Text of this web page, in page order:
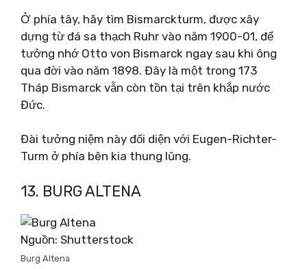
Ở phía tây, hãy tìm Bismarckturm, được xây
dựng từ đá sa thạch Ruhr vào năm 1900-01, để
tưởng nhớ Otto von Bismarck ngay sau khi ông
qua đời vào năm 1898. Đây là một trong 173
Tháp Bismarck vẫn còn tồn tại trên khắp nước
Đức.
Đài tưởng niệm này đối diện với Eugen-Richter-
Turm ở phía bên kia thung lũng.
13. BURG ALTENA
Nguồn: Shutterstock
Burg Altena